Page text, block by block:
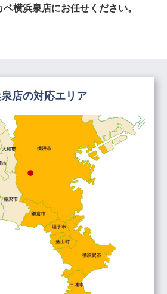
横浜泉店にお任せください。
店の対応エリア